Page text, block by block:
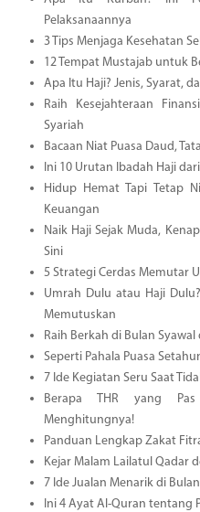
Pelaksanaannya
3 Tips Menjaga Kesehatan
12 Tempat Mustajab untuk
Apa Itu Haji? Jenis, Syarat,
Raih Kesejahteraan
Syariah
Bacaan Niat Puasa Daud,
Ini 10 Urutan Ibadah Haji
Hidup Hemat Tapi Tetap
Keuangan
Naik Haji Sejak Muda,
Sini
5 Strategi Cerdas Memutar
Umrah Dulu atau Haji
Memutuskan
Raih Berkah di Bulan
Seperti Pahala Puasa
7 Ide Kegiatan Seru Saat
Berapa THR yang
Menghitungnya!
Panduan Lengkap Zakat
Kejar Malam Lailatul Qadar
7 Ide Jualan Menarik di
Ini 4 Ayat Al-Quran tentang